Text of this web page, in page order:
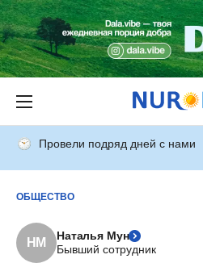
Провели подряд дней с нами
ОБЩЕСТВО
НМ
Наталья Мун
Бывший сотрудник